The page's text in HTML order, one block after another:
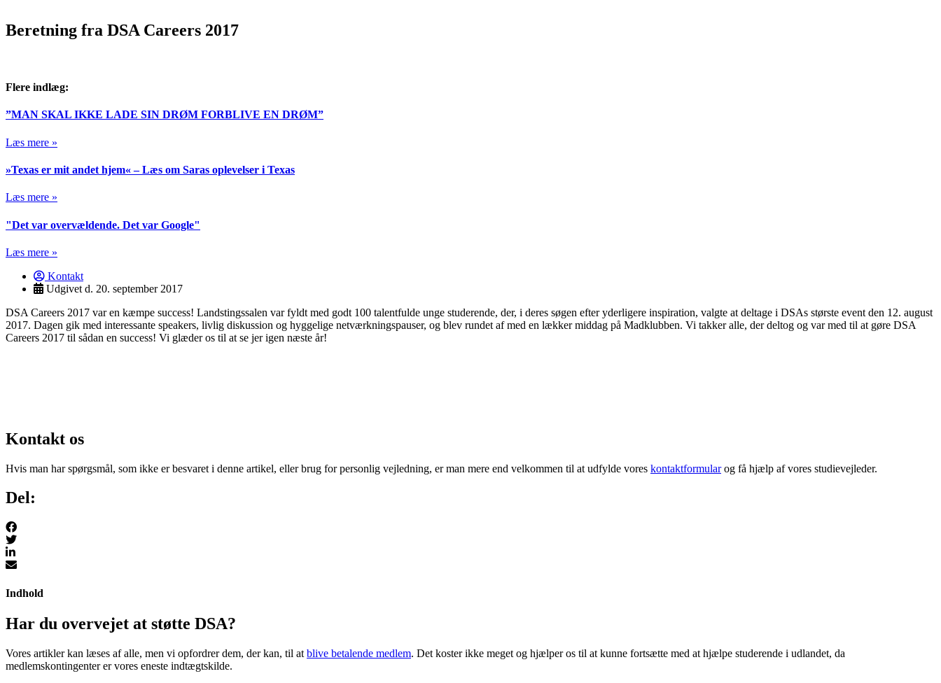
Beretning fra DSA Careers 2017
Flere indlæg:
”MAN SKAL IKKE LADE SIN DRØM FORBLIVE EN DRØM”
Læs mere »
»Texas er mit andet hjem« – Læs om Saras oplevelser i Texas
Læs mere »
"Det var overvældende. Det var Google"
Læs mere »
Kontakt
Udgivet d. 20. september 2017
DSA Careers 2017 var en kæmpe success! Landstingssalen var fyldt med godt 100 talentfulde unge studerende, der, i deres søgen efter yderligere inspiration, valgte at deltage i DSAs største event den 12. august
2017. Dagen gik med interessante speakers, livlig diskussion og hyggelige netværkningspauser, og blev rundet af med en lækker middag på Madklubben. Vi takker alle, der deltog og var med til at gøre DSA
Careers 2017 til sådan en success! Vi glæder os til at se jer igen næste år!
Kontakt os
Hvis man har spørgsmål, som ikke er besvaret i denne artikel, eller brug for personlig vejledning, er man mere end velkommen til at udfylde vores kontaktformularog få hjælp af vores studievejleder.
Del:
Indhold
Har du overvejet at støtte DSA?
Vores artikler kan læses af alle, men vi opfordrer dem, der kan, til at blive betalende medlem. Det koster ikke meget og hjælper os til at kunne fortsætte med at hjælpe studerende i udlandet, da
medlemskontingenter er vores eneste indtægtskilde.